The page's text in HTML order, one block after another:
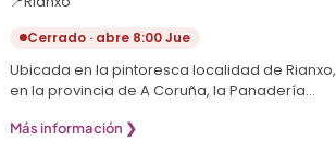
Cerrado · abre 8:00 Jue
Ubicada en la pintoresca localidad de Rianxo,
en la provincia de A Coruña, la Panadería
Más información ❯